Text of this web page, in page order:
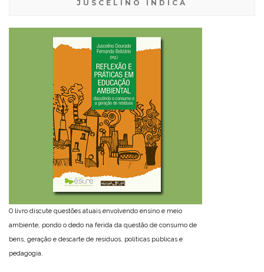
JUSCELINO INDICA
O livro discute questões atuais envolvendo ensino e meio
ambiente, pondo o dedo na ferida da questão de consumo de
bens, geração e descarte de resíduos, políticas públicas e
pedagogia.